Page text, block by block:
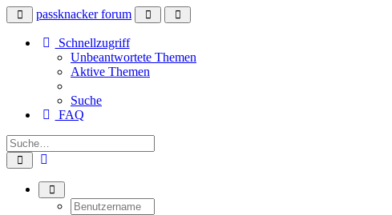
passknacker forum
Schnellzugriff
Unbeantwortete Themen
Aktive Themen
Suche
FAQ